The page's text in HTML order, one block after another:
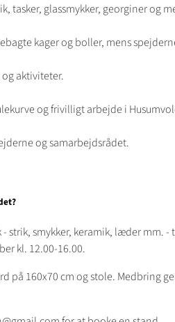
tasker, glassmykker, georginer og
kager og boller, mens
aktiviteter.
og frivilligt arbejde i
og samarbejdsrådet.
strik, smykker, keramik, læder mm. -
kl. 12.00-16.00.
på 160x70 cm og stole. Medbring